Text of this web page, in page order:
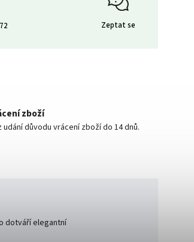
Zeptat se
zboží
udání důvodu vrácení zboží do 14 dnů.
dotváří elegantní